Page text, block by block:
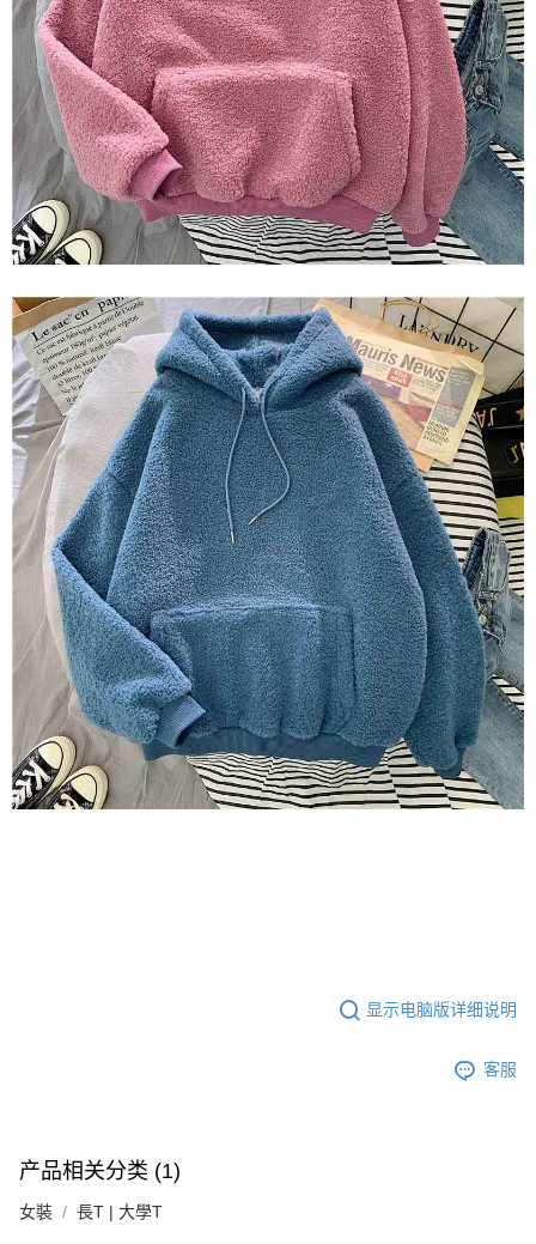
显示电脑版详细说明
客服
产品相关分类 (1)
女裝 長T | 大學T